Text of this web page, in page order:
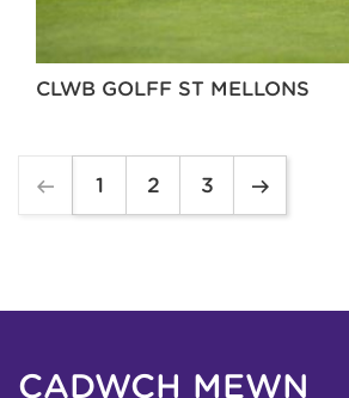
CLWB GOLFF ST MELLONS
1 2 3
CADWCH MEWN